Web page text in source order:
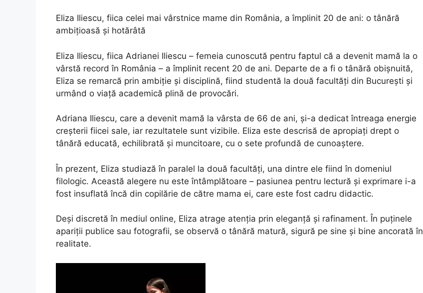
Eliza Iliescu, fiica celei mai vârstnice mame din România, a împlinit 20 de ani: o tânără
ambițioasă și hotărâtă
Eliza Iliescu, fiica Adrianei Iliescu – femeia cunoscută pentru faptul că a devenit mamă la o
vârstă record în România – a împlinit recent 20 de ani. Departe de a fi o tânără obișnuită,
Eliza se remarcă prin ambiție și disciplină, fiind studentă la două facultăți din București și
urmând o viață academică plină de provocări.
Adriana Iliescu, care a devenit mamă la vârsta de 66 de ani, și-a dedicat întreaga energie
creșterii fiicei sale, iar rezultatele sunt vizibile. Eliza este descrisă de apropiați drept o
tânără educată, echilibrată și muncitoare, cu o sete profundă de cunoaștere.
În prezent, Eliza studiază în paralel la două facultăți, una dintre ele fiind în domeniul
filologic. Această alegere nu este întâmplătoare – pasiunea pentru lectură și exprimare i-a
fost insuflată încă din copilărie de către mama ei, care este fost cadru didactic.
Deși discretă în mediul online, Eliza atrage atenția prin eleganță și rafinament. În puținele
apariții publice sau fotografii, se observă o tânără matură, sigură pe sine și bine ancorată în
realitate.